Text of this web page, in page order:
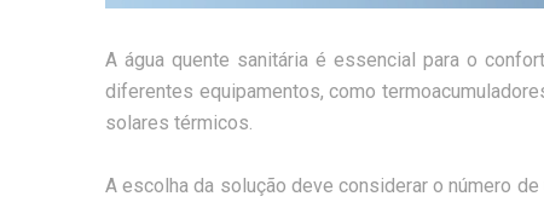
A água quente sanitária é essencial para o
diferentes equipamentos, como
solares térmicos.
A escolha da solução deve considerar o número